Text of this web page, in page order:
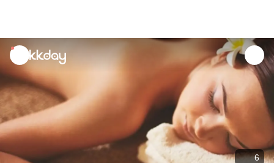
unread
notifications
6